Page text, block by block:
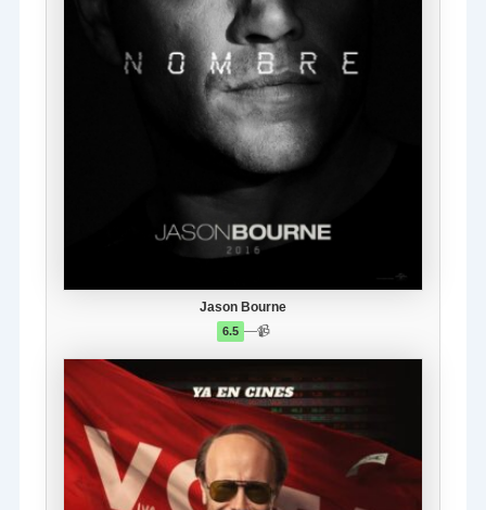
Jason Bourne
6.5 —📹